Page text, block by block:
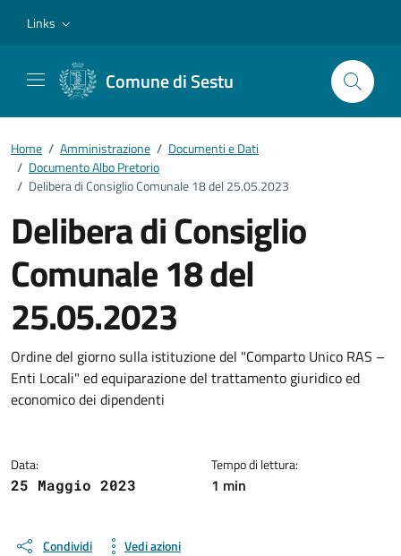
Links
Comune di Sestu
Home / Amministrazione / Documenti e Dati
/ Documento Albo Pretorio
/ Delibera di Consiglio Comunale 18 del 25.05.2023
Delibera di Consiglio
Comunale 18 del
25.05.2023
Dettagli del documento
Ordine del giorno sulla istituzione del "Comparto Unico RAS –
Enti Locali" ed equiparazione del trattamento giuridico ed
economico dei dipendenti
Data:
25 Maggio 2023
Tempo di lettura:
1 min
Condividi Vedi azioni